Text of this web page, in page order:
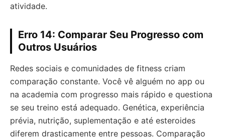
atividade.
Erro 14: Comparar Seu Progresso com
Outros Usuários
Redes sociais e comunidades de fitness criam
comparação constante. Você vê alguém no app ou
na academia com progresso mais rápido e questiona
se seu treino está adequado. Genética, experiência
prévia, nutrição, suplementação e até esteroides
diferem drasticamente entre pessoas. Comparação